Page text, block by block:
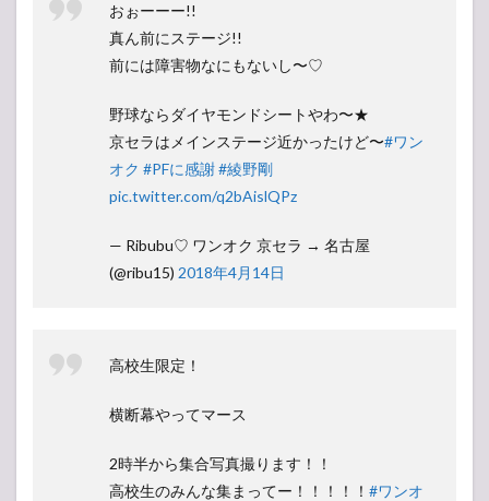
おぉーーー!!
真ん前にステージ!!
前には障害物なにもないし〜♡
野球ならダイヤモンドシートやわ〜★
京セラはメインステージ近かったけど〜#ワン
オク #PFに感謝#綾野剛
pic.twitter.com/q2bAislQPz
— Ribubu♡ ワンオク 京セラ → 名古屋
(@ribu15) 2018年4月14日
高校生限定！
横断幕やってマース
2時半から集合写真撮ります！！
高校生のみんな集まってー！！！！！ #ワンオ